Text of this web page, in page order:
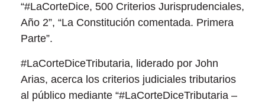
“#LaCorteDice, 500 Criterios Jurisprudenciales,
Año 2”, “La Constitución comentada. Primera
Parte”.
#LaCorteDiceTributaria, liderado por John
Arias, acerca los criterios judiciales tributarios
al público mediante “#LaCorteDiceTributaria –